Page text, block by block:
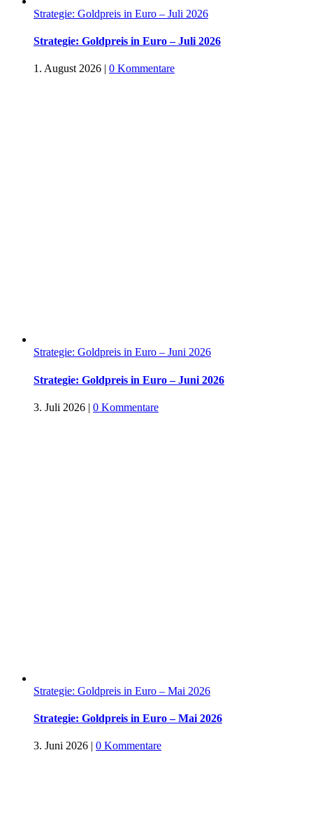
Strategie: Goldpreis in Euro – Juli 2026
Strategie: Goldpreis in Euro – Juli 2026
1. August 2026 | 0 Kommentare
Strategie: Goldpreis in Euro – Juni 2026
Strategie: Goldpreis in Euro – Juni 2026
3. Juli 2026 | 0 Kommentare
Strategie: Goldpreis in Euro – Mai 2026
Strategie: Goldpreis in Euro – Mai 2026
3. Juni 2026 | 0 Kommentare